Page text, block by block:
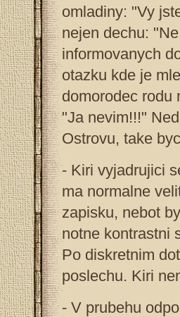
omladiny: "Vy
nejen dechu:
informovanych
otazku kde je
domorodec rodu
"Ja nevim!!!"
Ostrovu, take
- Kiri vyjadrujici
ma normalne
zapisku, nebot
notne kontrastni
Po diskretnim
poslechu. Kiri
- V prubehu